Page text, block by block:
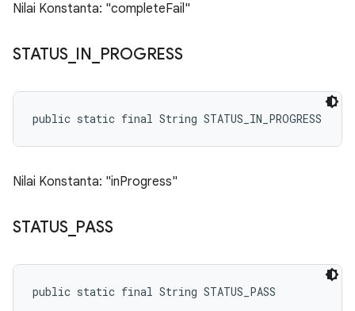
Nilai Konstanta: "completeFail"
STATUS_ IN PROGRESS
public static final String STATUS_IN_PROGRESS
Nilai Konstanta: "inProgress"
STATUS_ PASS
public static final String STATUS_PASS